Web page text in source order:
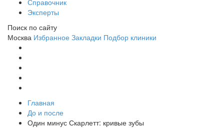
Справочник
Эксперты
Поиск по сайту
Москва Избранное Закладки Подбор клиники
Главная
До и после
Один минус Скарлетт: кривые зубы